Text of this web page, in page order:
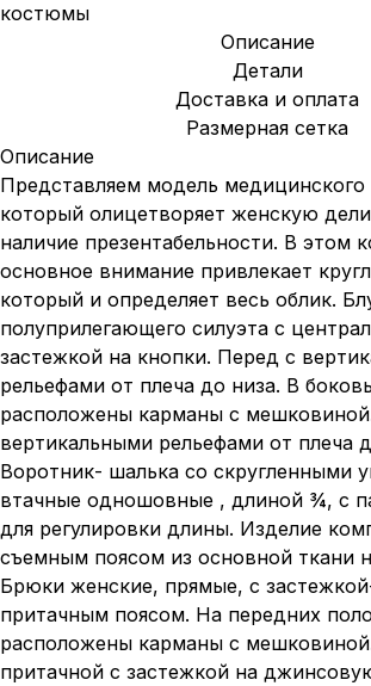
костюмы
Описание
Детали
Доставка и оплата
Размерная сетка
Описание
Представляем модель
который олицетворяет женскую
наличие презентабельности. В этом
основное внимание привлекает
который и определяет весь облик.
полуприлегающего силуэта с
застежкой на кнопки. Перед с
рельефами от плеча до низа. В
расположены карманы с
вертикальными рельефами от плеча
Воротник- шалька со скругленными
втачные одношовные , длиной ¾, с
для регулировки длины. Изделие
съемным поясом из основной ткани
Брюки женские, прямые, с
притачным поясом. На передних
расположены карманы с
притачной с застежкой на